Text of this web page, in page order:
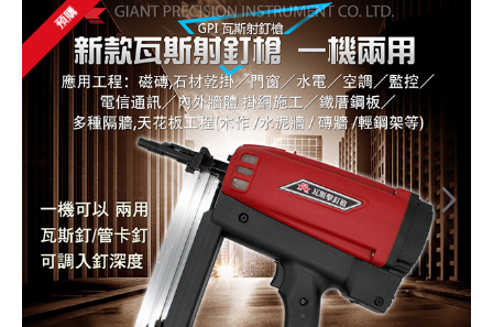
預購